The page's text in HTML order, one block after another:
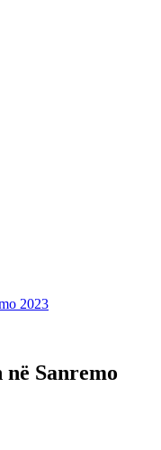
2023
Sanremo